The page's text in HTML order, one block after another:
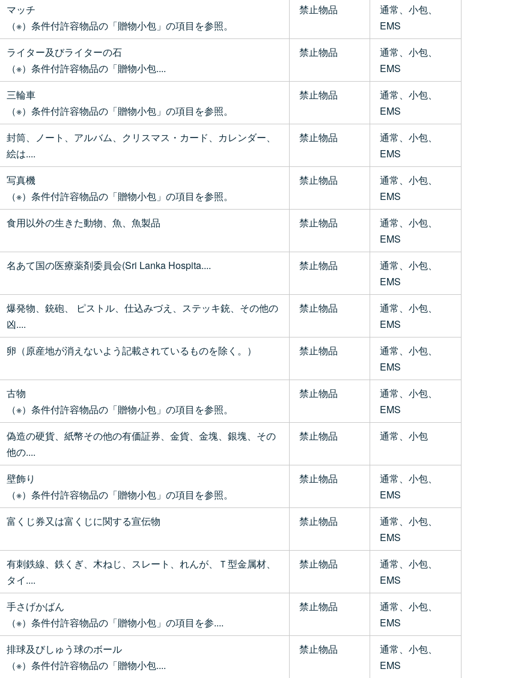
マッチ
（※）条件付許容物品の「贈物小包」の項目を参照。
禁止物品
通常、小包、
EMS
ライター及びライターの石
（※）条件付許容物品の「贈物小包....
禁止物品
通常、小包、
EMS
三輪車
（※）条件付許容物品の「贈物小包」の項目を参照。
禁止物品
通常、小包、
EMS
封筒、ノート、アルバム、クリスマス・カード、カレンダー、
絵は....
禁止物品
通常、小包、
EMS
写真機
（※）条件付許容物品の「贈物小包」の項目を参照。
禁止物品
通常、小包、
EMS
食用以外の生きた動物、魚、魚製品 禁止物品
通常、小包、
EMS
名あて国の医療薬剤委員会(Sri Lanka Hospita.... 禁止物品
通常、小包、
EMS
爆発物、銃砲、 ピストル、仕込みづえ、ステッキ銃、その他の
凶....
禁止物品
通常、小包、
EMS
卵（原産地が消えないよう記載されているものを除く。） 禁止物品
通常、小包、
EMS
古物
（※）条件付許容物品の「贈物小包」の項目を参照。
禁止物品
通常、小包、
EMS
偽造の硬貨、紙幣その他の有価証券、金貨、金塊、銀塊、その
他の....
禁止物品 通常、小包
壁飾り
（※）条件付許容物品の「贈物小包」の項目を参照。
禁止物品
通常、小包、
EMS
富くじ券又は富くじに関する宣伝物 禁止物品
通常、小包、
EMS
有刺鉄線、鉄くぎ、木ねじ、スレート、れんが、Ｔ型金属材、
タイ....
禁止物品
通常、小包、
EMS
手さげかばん
（※）条件付許容物品の「贈物小包」の項目を参....
禁止物品
通常、小包、
EMS
排球及びしゅう球のボール
（※）条件付許容物品の「贈物小包....
禁止物品
通常、小包、
EMS